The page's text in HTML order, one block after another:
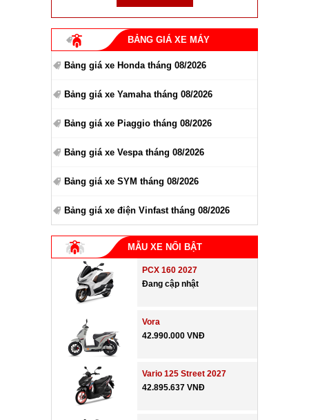
BẢNG GIÁ XE MÁY
Bảng giá xe Honda tháng 08/2026
Bảng giá xe Yamaha tháng 08/2026
Bảng giá xe Piaggio tháng 08/2026
Bảng giá xe Vespa tháng 08/2026
Bảng giá xe SYM tháng 08/2026
Bảng giá xe điện Vinfast tháng 08/2026
MẪU XE NỔI BẬT
PCX 160 2027
Đang cập nhật
Vora
42.990.000 VNĐ
Vario 125 Street 2027
42.895.637 VNĐ